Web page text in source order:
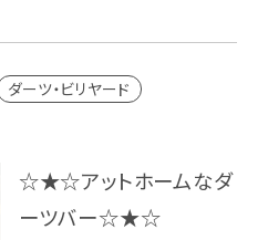
ダーツ・ビリヤード
☆★☆アットホームなダ
ーツバー☆★☆